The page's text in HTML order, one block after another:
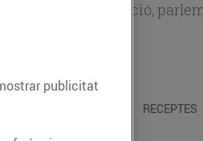
sobre alimentació,
RECEPTES
publicitat